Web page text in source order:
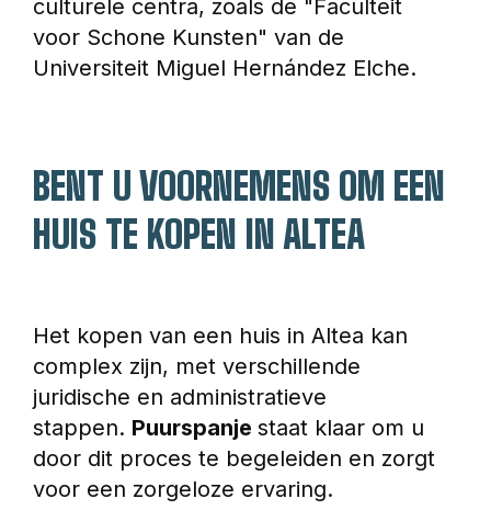
culturele centra, zoals de "Faculteit
voor Schone Kunsten" van de
Universiteit Miguel Hernández Elche.
BENT U VOORNEMENS OM EEN
HUIS TE KOPEN IN ALTEA
Het kopen van een huis in Altea kan
complex zijn, met verschillende
juridische en administratieve
stappen. Puurspanje staat klaar om u
door dit proces te begeleiden en zorgt
voor een zorgeloze ervaring.